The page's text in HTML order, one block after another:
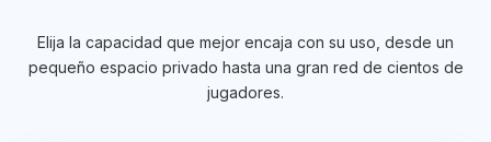
Elija la capacidad que mejor encaja con su uso, desde un
pequeño espacio privado hasta una gran red de cientos de
jugadores.